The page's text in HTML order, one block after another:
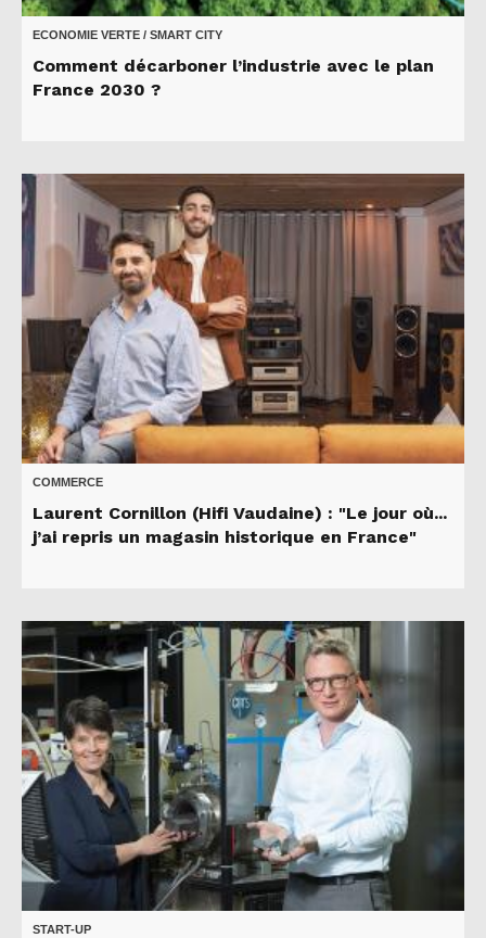
ECONOMIE VERTE / SMART CITY
Comment décarboner l’industrie avec le plan
France 2030 ?
COMMERCE
Laurent Cornillon (Hifi Vaudaine) : "Le jour où...
j’ai repris un magasin historique en France"
START-UP